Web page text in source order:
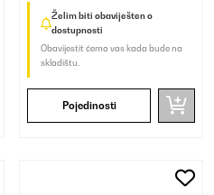
Želim biti obaviješten o
dostupnosti
Obavijestit ćemo vas kada bude na
skladištu.
Pojedinosti